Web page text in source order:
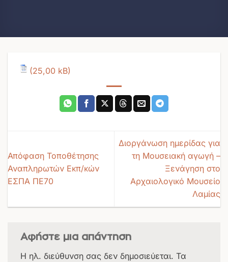
Απόφαση Τοποθέτησης
Αναπληρωτών Εκπ/κών
ΕΣΠΑ ΠΕ70
Διοργάνωση ημερίδας για
τη Μουσειακή αγωγή –
Ξενάγηση στο
Αρχαιολογικό Μουσείο
Λαμίας
Αφήστε μια απάντηση
Η ηλ. διεύθυνση σας δεν δημοσιεύεται. Τα